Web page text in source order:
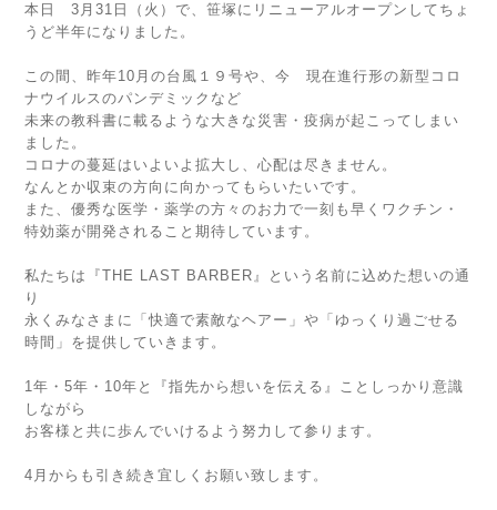
本日 3月31日（火）で、笹塚にリニューアルオープンしてちょ
うど半年になりました。
この間、昨年10月の台風１９号や、今 現在進行形の新型コロ
ナウイルスのパンデミックなど
未来の教科書に載るような大きな災害・疫病が起こってしまい
ました。
コロナの蔓延はいよいよ拡大し、心配は尽きません。
なんとか収束の方向に向かってもらいたいです。
また、優秀な医学・薬学の方々のお力で一刻も早くワクチン・
特効薬が開発されること期待しています。
私たちは『THE LAST BARBER』という名前に込めた想いの通
り
永くみなさまに「快適で素敵なヘアー」や「ゆっくり過ごせる
時間」を提供していきます。
1年・5年・10年と『指先から想いを伝える』ことしっかり意識
しながら
お客様と共に歩んでいけるよう努力して参ります。
4月からも引き続き宜しくお願い致します。